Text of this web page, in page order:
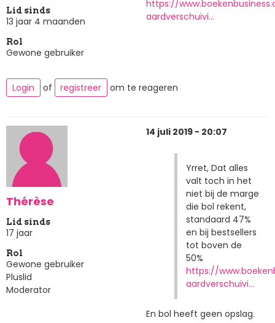
Lid sinds
13 jaar 4 maanden
Rol
Gewone gebruiker
https://
aardverschuivi…
Login of registreer om te reageren
Thérèse
Lid sinds
17 jaar
Rol
Gewone gebruiker
Pluslid
Moderator
14 juli 2019 - 20:07
Yrret, Dat alles
valt toch in het
niet bij de marge
die bol rekent,
standaard 47%
en bij bestsellers
tot boven de
50%
https://
aardverschuivi…
En bol heeft geen opslag.